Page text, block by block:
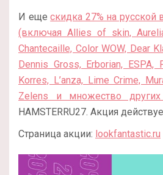
И ещескидка 27% на русской
(включая Allies of skin,
Chantecaille, Color WOW, Dear
Dennis Gross, Erborian, ESPA,
Korres, L’anza, Lime Crime,
Zelens и множество
HAMSTERRU27. Акция
Страница акции: lookfantastic.ru